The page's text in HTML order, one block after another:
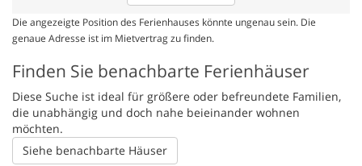
Die angezeigte Position des Ferienhauses könnte ungenau sein. Die
genaue Adresse ist im Mietvertrag zu finden.
Finden Sie benachbarte Ferienhäuser
Diese Suche ist ideal für größere oder befreundete Familien,
die unabhängig und doch nahe beieinander wohnen
möchten.
Siehe benachbarte Häuser